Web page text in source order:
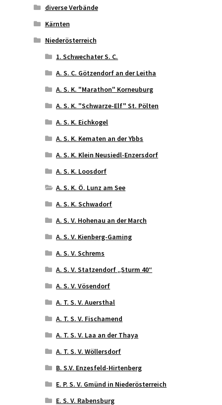
diverse Verbände
Kärnten
Niederösterreich
1. Schwechater S. C.
A. S. C. Götzendorf an der Leitha
A. S. K. "Marathon" Korneuburg
A. S. K. "Schwarze-Elf" St. Pölten
A. S. K. Eichkogel
A. S. K. Kematen an der Ybbs
A. S. K. Klein Neusiedl-Enzersdorf
A. S. K. Loosdorf
A. S. K. Ö. Lunz am See
A. S. K. Schwadorf
A. S. V. Hohenau an der March
A. S. V. Kienberg-Gaming
A. S. V. Schrems
A. S. V. Statzendorf „Sturm 40“
A. S. V. Vösendorf
A. T. S. V. Auersthal
A. T. S. V. Fischamend
A. T. S. V. Laa an der Thaya
A. T. S. V. Wöllersdorf
B. S.V. Enzesfeld-Hirtenberg
E. P. S. V. Gmünd in Niederösterreich
E. S. V. Rabensburg